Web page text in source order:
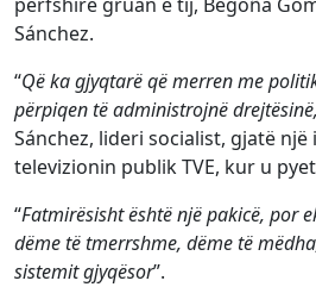
Sánchez.
“Që ka gjyqtarë që merren me
përpiqen të administrojnë
Sánchez, lideri socialist, gjatë
televizionin publik TVE, kur u
“Fatmirësisht është një pakicë, por
dëme të tmerrshme, dëme të
sistemit gjyqësor”.